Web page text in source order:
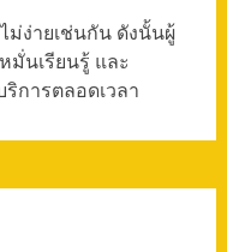
ม่ง่ายเช่นกัน ดังนั้นผู้
นเรียนรู้ และ
การตลอดเวลา